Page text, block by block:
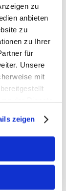
zu
anbieten
zu
zu Ihrer
für
Unsere
mit
zeigen